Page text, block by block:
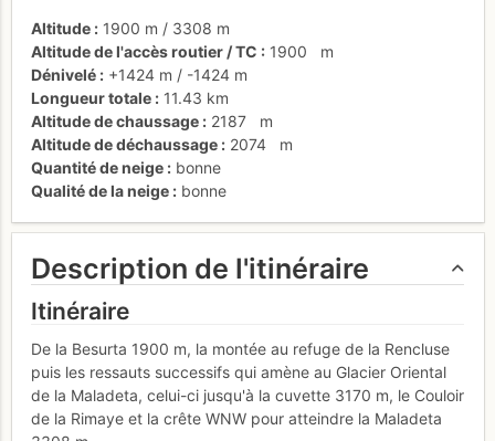
Altitude 1900 m / 3308 m
Altitude de l'accès routier / TC
1900
m
Dénivelé
+1424 m / -1424 m
Longueur totale
11.43 km
Altitude de chaussage
2187
m
Altitude de déchaussage
2074
m
Quantité de neige
bonne
Qualité de la neige
bonne
Description de l'itinéraire
Itinéraire
De la Besurta 1900 m, la montée au refuge de la Rencluse
puis les ressauts successifs qui amène au Glacier Oriental
de la Maladeta, celui-ci jusqu'à la cuvette 3170 m, le Couloir
de la Rimaye et la crête WNW pour atteindre la Maladeta